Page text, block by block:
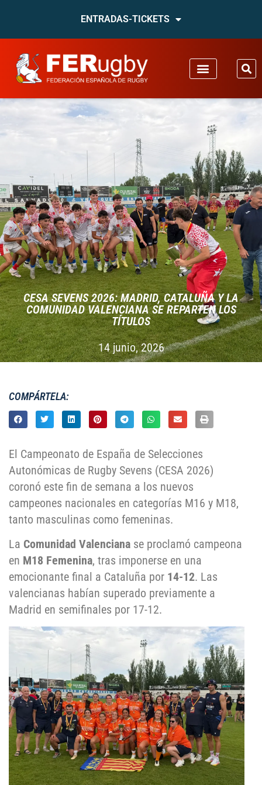
ENTRADAS-TICKETS
CESA SEVENS 2026: MADRID, CATALUÑA Y LA
COMUNIDAD VALENCIANA SE REPARTEN LOS
TÍTULOS
14 junio, 2026
COMPÁRTELA:
El Campeonato de España de Selecciones
Autonómicas de Rugby Sevens (CESA 2026)
coronó este fin de semana a los nuevos
campeones nacionales en categorías M16 y M18,
tanto masculinas como femeninas.
La Comunidad Valenciana se proclamó campeona
en M18 Femenina, tras imponerse en una
emocionante final a Cataluña por 14-12. Las
valencianas habían superado previamente a
Madrid en semifinales por 17-12.